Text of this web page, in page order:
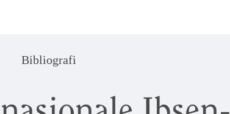
Bibliografi